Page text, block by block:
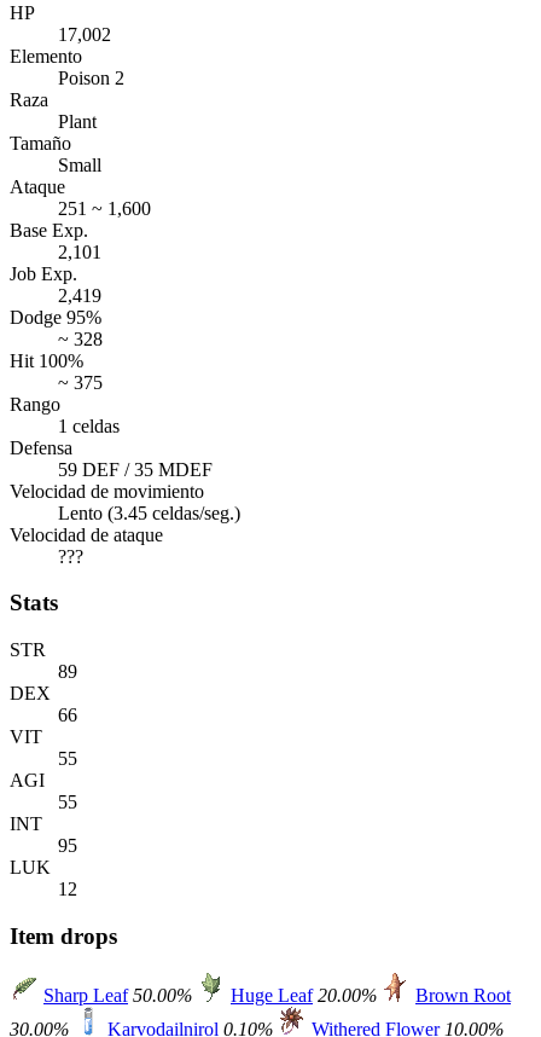
HP
17,002
Elemento
Poison 2
Raza
Plant
Tamaño
Small
Ataque
251 ~ 1,600
Base Exp.
2,101
Job Exp.
2,419
Dodge 95%
~ 328
Hit 100%
~ 375
Rango
1 celdas
Defensa
59 DEF / 35 MDEF
Velocidad de movimiento
Lento (3.45 celdas/seg.)
Velocidad de ataque
???
Stats
STR
89
DEX
66
VIT
55
AGI
55
INT
95
LUK
12
Item drops
Sharp Leaf 50.00% Huge Leaf 20.00%
Brown Root
30.00%
Karvodailnirol 0.10% Withered Flower 10.00%